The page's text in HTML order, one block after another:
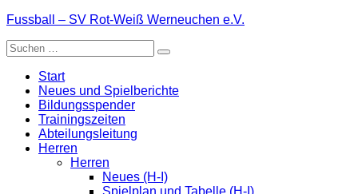
Zum
springen
Fussball – SV Rot-Weiß Werneuchen e.V.
Suche
nach:
Start
Neues und Spielberichte
Bildungsspender
Trainingszeiten
Abteilungsleitung
Herren
Herren
Neues (H-I)
Spielplan und Tabelle (H-I)